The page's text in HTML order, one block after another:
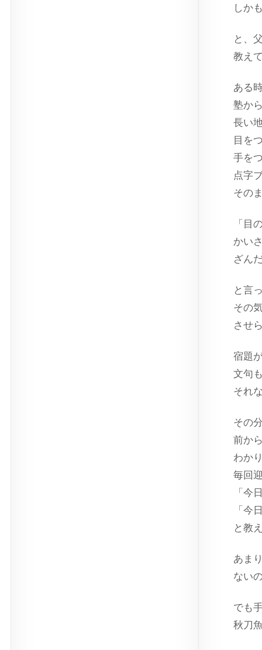
しか
と、
教え
ある
塾か
長い
目を
手を
点字
その
「目
かい
ざん
と言
その
させ
宿題
文句
それ
その
前か
わか
毎回
「今
「今
と教
あま
ない
でも
秋刀